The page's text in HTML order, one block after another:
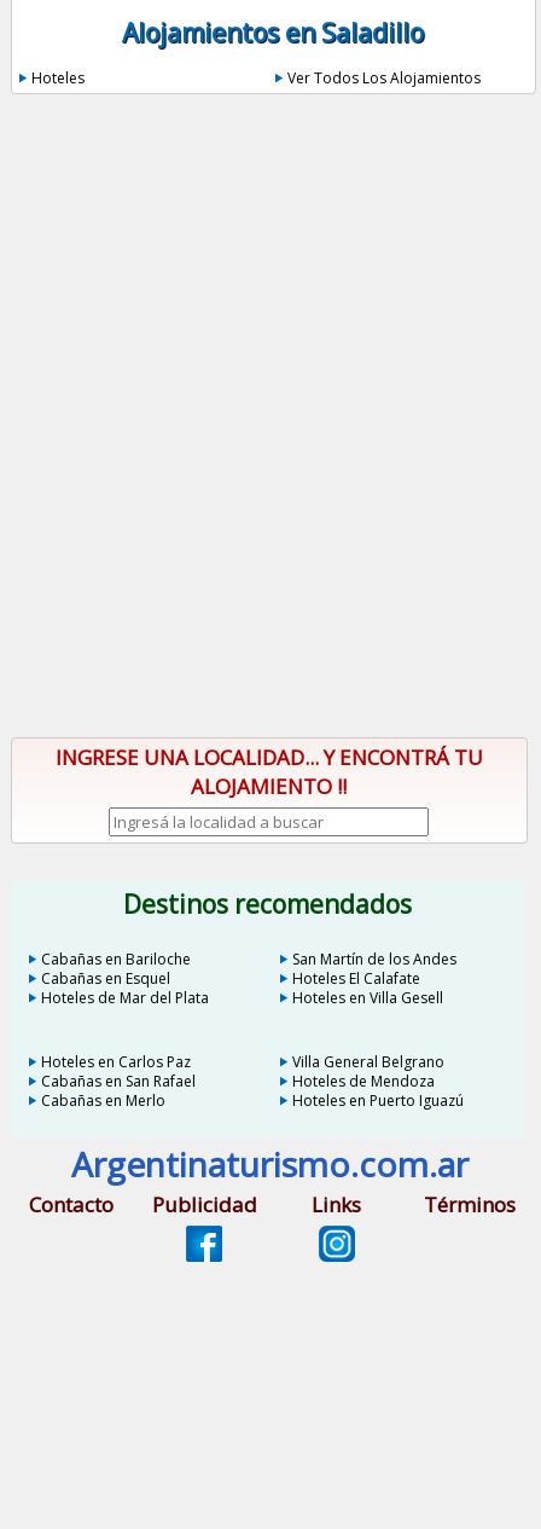
Alojamientos en Saladillo
Hoteles Ver Todos Los Alojamientos
INGRESE UNA LOCALIDAD... Y ENCONTRÁ TU
ALOJAMIENTO !!
Destinos recomendados
Cabañas en Bariloche
San Martín de los Andes
Cabañas en Esquel
Hoteles El Calafate
Hoteles de Mar del Plata
Hoteles en Villa Gesell
Hoteles en Carlos Paz
Villa General Belgrano
Cabañas en San Rafael
Hoteles de Mendoza
Cabañas en Merlo
Hoteles en Puerto Iguazú
Argentinaturismo.com.ar
Contacto Publicidad Links Términos